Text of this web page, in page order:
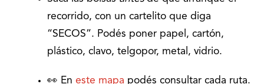
recorrido, con un cartelito que diga
“SECOS”. Podés poner papel, cartón,
plástico, clavo, telgopor, metal, vidrio.
👀 En este mapa podés consultar cada ruta.